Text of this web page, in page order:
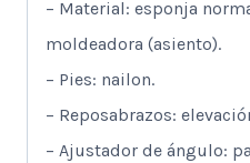
– Material: esponja
moldeadora (asiento).
– Pies: nailon.
– Reposabrazos:
– Ajustador de ángulo: